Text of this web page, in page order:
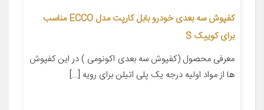
کفپوش سه بعدی خودرو بابل کارپت مدل ECCO مناسب
برای کوییک S
معرفی محصول (کفپوش سه بعدی اکونومی ) در این کفپوش
ها از مواد اولیه درجه یک پلی اتیلن برای رویه […]